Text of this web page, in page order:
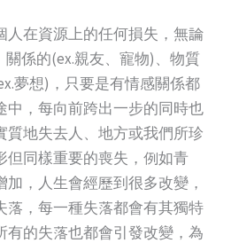
人在資源上的任何損失，無論
係的(ex.親友、寵物)、物質
夢想)，只要是有情感關係都
中，每向前跨出一步的同時也
質地失去人、地方或我們所珍
但同樣重要的喪失，例如青
，人生會經歷到很多改變，
落，每一種失落都會有其獨特
有的失落也都會引發改變，為